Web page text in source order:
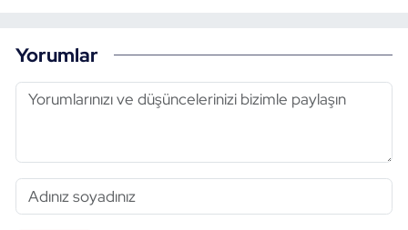
Yorumlar